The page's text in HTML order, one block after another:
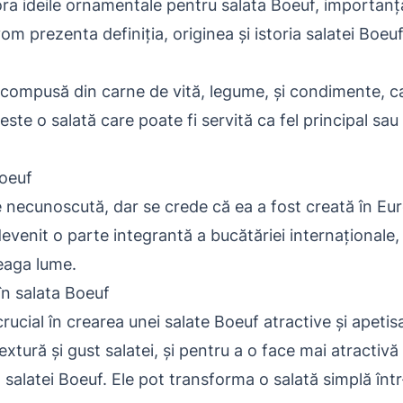
ideile ornamentale pentru salata Boeuf,
prezenta definiția, originea și istoria salatei
din carne de vită, legume, și condimente,
o salată care poate fi servită ca fel principal
dar se crede că ea a fost creată în
o parte integrantă a bucătăriei
lume.
salata Boeuf
în crearea unei salate Boeuf atractive și
și gust salatei, și pentru a o face mai
Boeuf. Ele pot transforma o salată simplă